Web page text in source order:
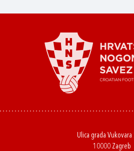
Ulica grada Vukovara
10000 Zagreb